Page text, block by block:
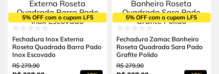
5% OFF com o cupom LF5
Fechadura Inox Externa
Roseta Quadrada Barra Pado
Inox Escovado
R$ 279,90
5% OFF com o cupom LF5
Fechadura Zamac Banheiro
Roseta Quadrada Sara Pado
Grafite Polido
R$ 279,90